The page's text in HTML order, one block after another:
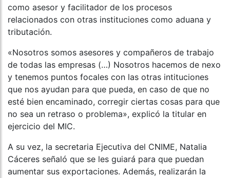
como asesor y facilitador de los procesos
relacionados con otras instituciones como aduana y
tributación.
«Nosotros somos asesores y compañeros de trabajo
de todas las empresas (…) Nosotros hacemos de nexo
y tenemos puntos focales con las otras intituciones
que nos ayudan para que pueda, en caso de que no
esté bien encaminado, corregir ciertas cosas para que
no sea un retraso o problema», explicó la titular en
ejercicio del MIC.
A su vez, la secretaria Ejecutiva del CNIME, Natalia
Cáceres señaló que se les guiará para que puedan
aumentar sus exportaciones. Además, realizarán la